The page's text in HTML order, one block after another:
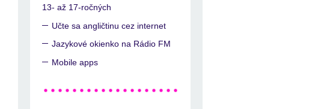
13- až 17-ročných
Učte sa angličtinu cez internet
Jazykové okienko na Rádio FM
Mobile apps